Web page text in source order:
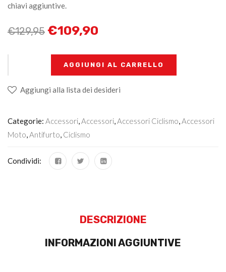
chiavi aggiuntive.
€129,95 €109,90
AGGIUNGI AL CARRELLO
Aggiungi alla lista dei desideri
Categorie: Accessori,Accessori,Accessori Ciclismo,Accessori
Moto,Antifurto, Ciclismo
Condividi:
DESCRIZIONE
INFORMAZIONI AGGIUNTIVE